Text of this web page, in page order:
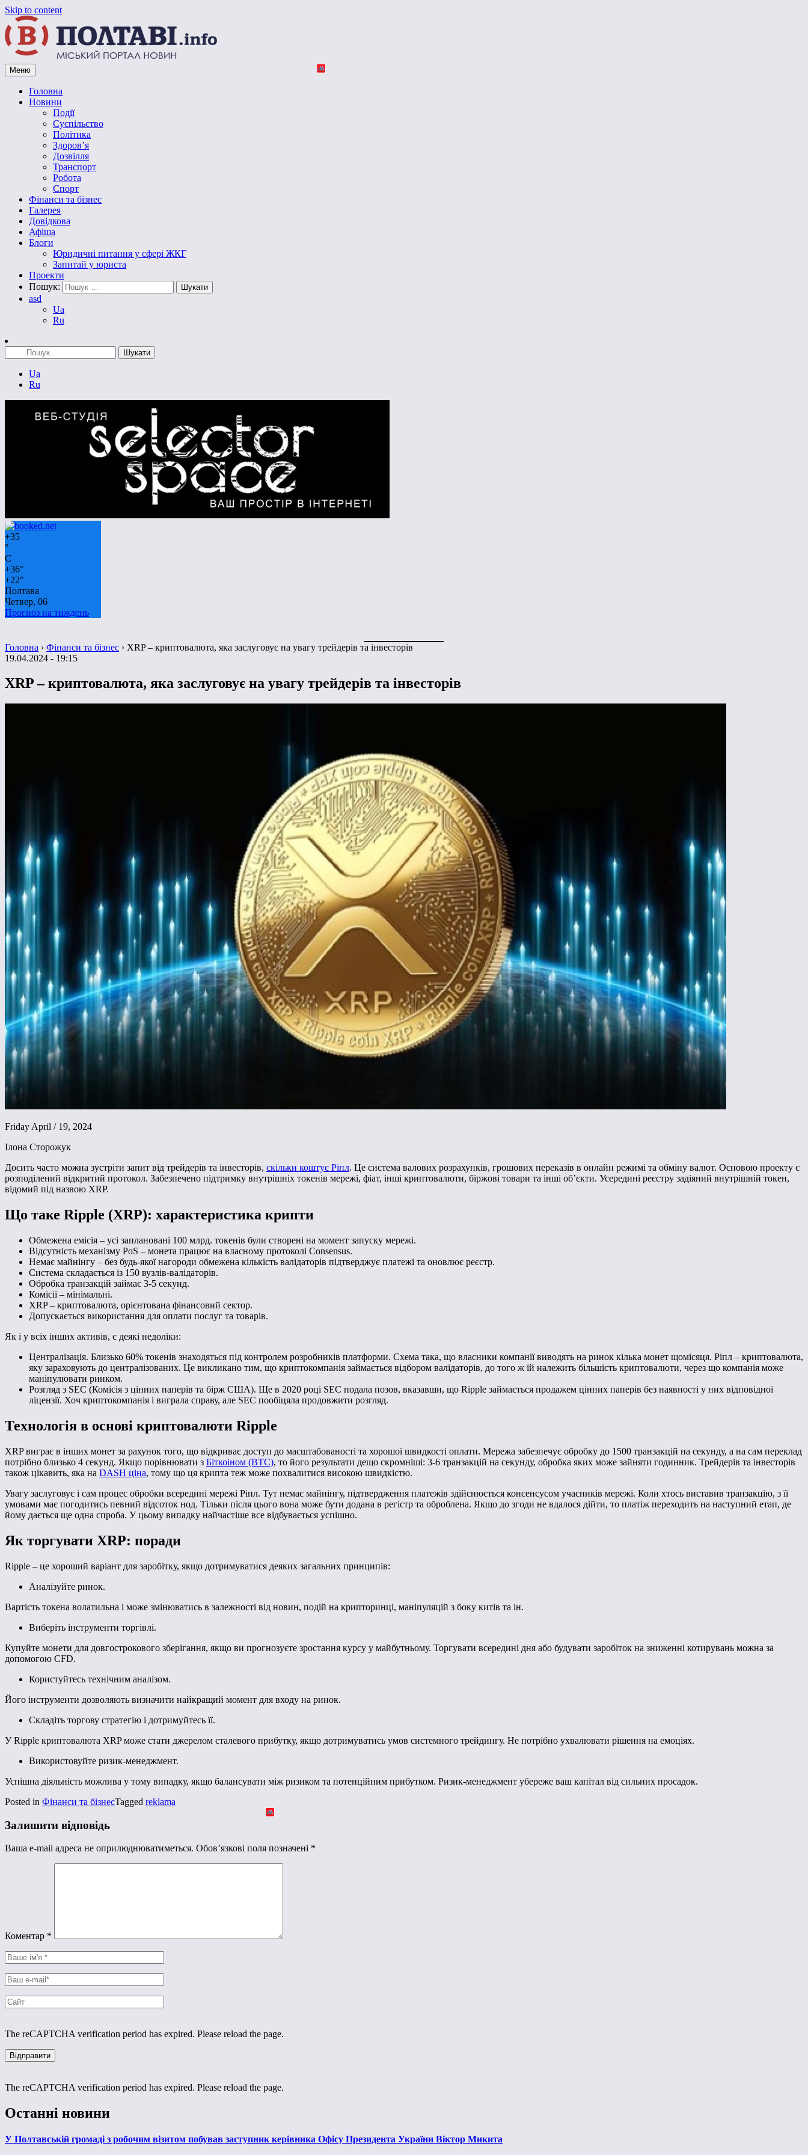
Skip to content
Vpoltave.info
Полтавський портал новин
Меню
Головна
Новини
Події
Суспільство
Політика
Здоров’я
Дозвілля
Транспорт
Робота
Спорт
Фінанси та бізнес
Галерея
Довідкова
Афіша
Блоги
Юридичні питання у сфері ЖКГ
Запитай у юриста
Проекти
Пошук:
asd
Ua
Ru
Ua
Ru
+35
°
C
+36°
+22°
Полтава
Четвер, 06
Прогноз на тиждень
Головна › Фінанси та бізнес › XRP – криптовалюта, яка заслуговує на увагу трейдерів та інвесторів
19.04.2024 - 19:15
XRP – криптовалюта, яка заслуговує на увагу трейдерів та інвесторів
Friday April / 19, 2024
Ілона Сторожук
Досить часто можна зустріти запит від трейдерів та інвесторів, скільки коштує Ріпл. Це система валових розрахунків, грошових переказів в онлайн режимі та обміну валют. Основою проекту є
розподілений відкритий протокол. Забезпечено підтримку внутрішніх токенів мережі, фіат, інші криптовалюти, біржові товари та інші об’єкти. Усередині реєстру задіяний внутрішній токен,
відомий під назвою XRP.
Що таке Ripple (XRP): характеристика крипти
Обмежена емісія – усі заплановані 100 млрд. токенів були створені на момент запуску мережі.
Відсутність механізму PoS – монета працює на власному протоколі Consensus.
Немає майнінгу – без будь-якої нагороди обмежена кількість валідаторів підтверджує платежі та оновлює реєстр.
Система складається із 150 вузлів-валідаторів.
Обробка транзакцій займає 3-5 секунд.
Комісії – мінімальні.
XRP – криптовалюта, орієнтована фінансовий сектор.
Допускається використання для оплати послуг та товарів.
Як і у всіх інших активів, є деякі недоліки:
Централізація. Близько 60% токенів знаходяться під контролем розробників платформи. Схема така, що власники компанії виводять на ринок кілька монет щомісяця. Ріпл – криптовалюта,
яку зараховують до централізованих. Це викликано тим, що криптокомпанія займається відбором валідаторів, до того ж їй належить більшість криптовалюти, через що компанія може
маніпулювати ринком.
Розгляд з SEC (Комісія з цінних паперів та бірж США). Ще в 2020 році SEC подала позов, вказавши, що Ripple займається продажем цінних паперів без наявності у них відповідної
ліцензії. Хоч криптокомпанія і виграла справу, але SEC пообіцяла продовжити розгляд.
Технологія в основі криптовалюти Ripple
XRP виграє в інших монет за рахунок того, що відкриває доступ до масштабованості та хорошої швидкості оплати. Мережа забезпечує обробку до 1500 транзакцій на секунду, а на сам переклад
потрібно близько 4 секунд. Якщо порівнювати з Біткоіном (BTC), то його результати дещо скромніші: 3-6 транзакцій на секунду, обробка яких може зайняти годинник. Трейдерів та інвесторів
також цікавить, яка на DASH ціна, тому що ця крипта теж може похвалитися високою швидкістю.
Увагу заслуговує і сам процес обробки всередині мережі Ріпл. Тут немає майнінгу, підтвердження платежів здійснюється консенсусом учасників мережі. Коли хтось виставив транзакцію, з її
умовами має погодитись певний відсоток нод. Тільки після цього вона може бути додана в регістр та оброблена. Якщо до згоди не вдалося дійти, то платіж переходить на наступний етап, де
йому дається ще одна спроба. У цьому випадку найчастіше все відбувається успішно.
Як торгувати XRP: поради
Ripple – це хороший варіант для заробітку, якщо дотримуватися деяких загальних принципів:
Аналізуйте ринок.
Вартість токена волатильна і може змінюватись в залежності від новин, подій на крипторинці, маніпуляцій з боку китів та ін.
Виберіть інструменти торгівлі.
Купуйте монети для довгострокового зберігання, якщо ви прогнозуєте зростання курсу у майбутньому. Торгувати всередині дня або будувати заробіток на зниженні котирувань можна за
допомогою CFD.
Користуйтесь технічним аналізом.
Його інструменти дозволяють визначити найкращий момент для входу на ринок.
Складіть торгову стратегію і дотримуйтесь її.
У Ripple криптовалюта XRP може стати джерелом сталевого прибутку, якщо дотримуватись умов системного трейдингу. Не потрібно ухвалювати рішення на емоціях.
Використовуйте ризик-менеджмент.
Успішна діяльність можлива у тому випадку, якщо балансувати між ризиком та потенційним прибутком. Ризик-менеджмент убереже ваш капітал від сильних просадок.
Posted in Фінанси та бізнесTagged reklama
Залишити відповідь
Ваша e-mail адреса не оприлюднюватиметься. Обов’язкові поля позначені *
Коментар *
The reCAPTCHA verification period has expired. Please reload the page.
The reCAPTCHA verification period has expired. Please reload the page.
Останні новини
У Полтавській громаді з робочим візитом побував заступник керівника Офісу Президента України Віктор Микита